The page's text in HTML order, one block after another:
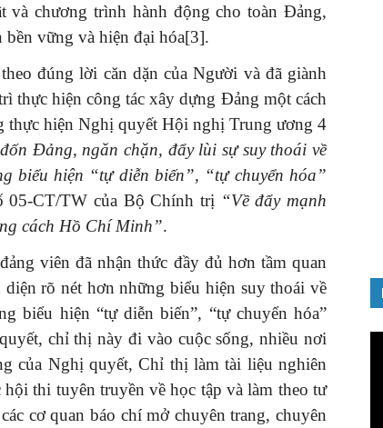
và chương trình hành động cho toàn Đảng,
bền vững và hiện đại hóa[3].
đúng lời căn dặn của Người và đã giành
thực hiện công tác xây dựng Đảng một cách
thực hiện Nghị quyết Hội nghị Trung ương 4
Đảng, ngăn chặn, đẩy lùi sự suy thoái về
biểu hiện “tự diễn biến”, “tự chuyển hóa”
05-CT/TW của Bộ Chính trị “Về đẩy mạnh
cách Hồ Chí Minh”.
viên đã nhận thức đầy đủ hơn tầm quan
rõ nét hơn những biểu hiện suy thoái về
biểu hiện “tự diễn biến”, “tự chuyển hóa”
chỉ thị này đi vào cuộc sống, nhiều nơi
của Nghị quyết, Chỉ thị làm tài liệu nghiên
thi tuyên truyền về học tập và làm theo tư
cơ quan báo chí mở chuyên trang, chuyên
GIỚI THIỆU SÁCH
Quản trị nhân tài – Từ lý thuyết
đến thực tiễn
08/12/2025